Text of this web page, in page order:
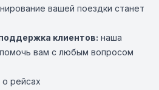
вашей поездки станет
клиентов: наша
вам с любым вопросом
рейсах